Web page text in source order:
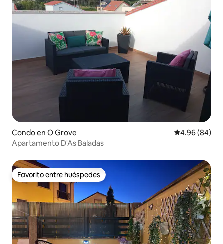
Condo en O Grove Calificación
4.96 (84)
Apartamento D'As Baladas
Favorito entre huéspedes
Favorito entre huéspedes